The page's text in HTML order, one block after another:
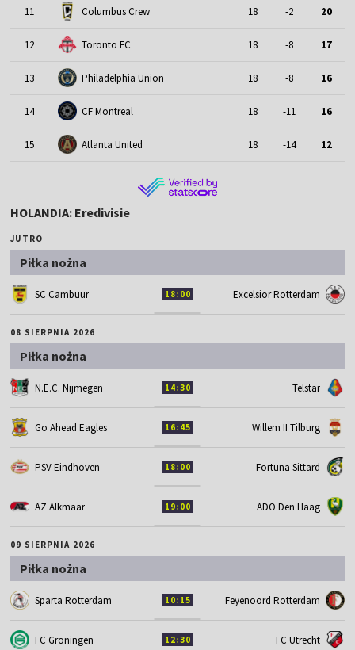
11 Columbus Crew 18 -2 20
12 Toronto FC 18 -8 17
13 Philadelphia Union 18 -8 16
14 CF Montreal 18 -11 16
15 Atlanta United 18 -14 12
HOLANDIA: Eredivisie
JUTRO
Piłka nożna
SC Cambuur 18:00 Excelsior Rotterdam
08 SIERPNIA 2026
Piłka nożna
N.E.C. Nijmegen 14:30 Telstar
Go Ahead Eagles 16:45 Willem II Tilburg
PSV Eindhoven 18:00 Fortuna Sittard
AZ Alkmaar 19:00 ADO Den Haag
09 SIERPNIA 2026
Piłka nożna
Sparta Rotterdam 10:15 Feyenoord Rotterdam
FC Groningen 12:30 FC Utrecht